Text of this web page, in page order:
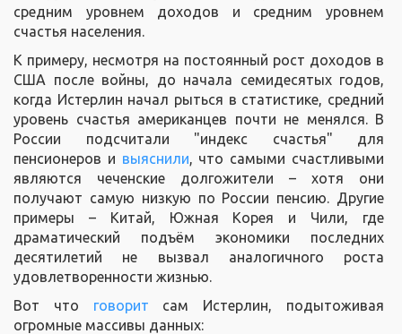
средним уровнем доходов и средним уровнем
счастья населения.
К примеру, несмотря на постоянный рост доходов в
США после войны, до начала семидесятых годов,
когда Истерлин начал рыться в статистике, средний
уровень счастья американцев почти не менялся. В
России подсчитали "индекс счастья" для
пенсионеров и выяснили , что самыми счастливыми
являются чеченские долгожители – хотя они
получают самую низкую по России пенсию. Другие
примеры – Китай, Южная Корея и Чили, где
драматический подъём экономики последних
десятилетий не вызвал аналогичного роста
удовлетворенности жизнью.
Вот что говорит сам Истерлин, подытоживая
огромные массивы данных: